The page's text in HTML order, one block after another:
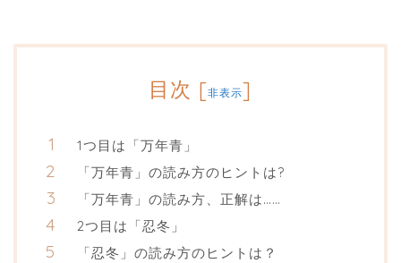
目次 [非表示]
1つ目は「万年青」
「万年青」の読み方のヒントは?
「万年青」の読み方、正解は……
2つ目は「忍冬」
「忍冬」の読み方のヒントは？